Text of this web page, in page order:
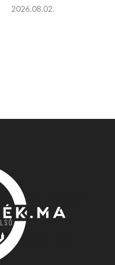
2026.08.02.